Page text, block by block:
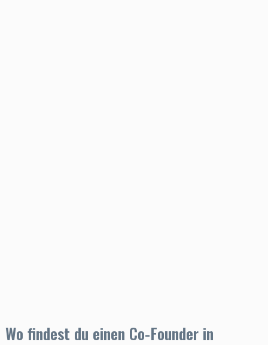
Wo findest du einen Co-Founder in